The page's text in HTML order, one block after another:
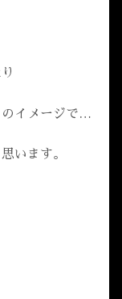
のイメージで…
います。